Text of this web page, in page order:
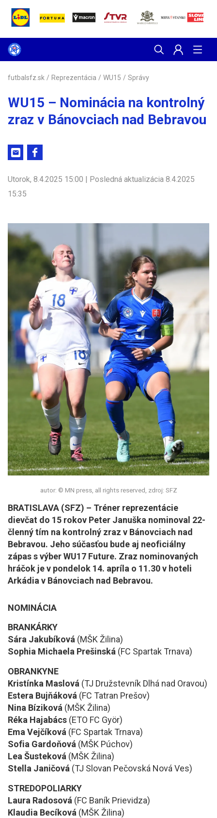
futbalsfz.sk / Reprezentácia / WU15 / Správy
WU15 – Nominácia na kontrolný
zraz v Bánovciach nad Bebravou
Utorok, 8.4.2025 15:00 | Posledná aktualizácia 8.4.2025
15:35
autor: © MN press, all rights reserved, zdroj: SFZ
BRATISLAVA (SFZ) – Tréner reprezentácie
dievčat do 15 rokov Peter Januška nominoval 22-
členný tím na kontrolný zraz v Bánovciach nad
Bebravou. Jeho súčasťou bude aj neoficiálny
zápas s výber WU17 Future. Zraz nominovaných
hráčok je v pondelok 14. apríla o 11.30 v hoteli
Arkádia v Bánovciach nad Bebravou.
NOMINÁCIA
BRANKÁRKY
Sára Jakubíková (MŠK Žilina)
Sophia Michaela Prešinská (FC Spartak Trnava)
OBRANKYNE
Kristínka Maslová (TJ Družstevník Dlhá nad Oravou)
Estera Bujňáková (FC Tatran Prešov)
Nina Bíziková (MŠK Žilina)
Réka Hajabács (ETO FC Györ)
Ema Vejčíková (FC Spartak Trnava)
Sofia Gardoňová (MŠK Púchov)
Lea Šusteková (MŠK Žilina)
Stella Janičová (TJ Slovan Pečovská Nová Ves)
STREDOPOLIARKY
Laura Radosová (FC Baník Prievidza)
Klaudia Becíková (MŠK Žilina)